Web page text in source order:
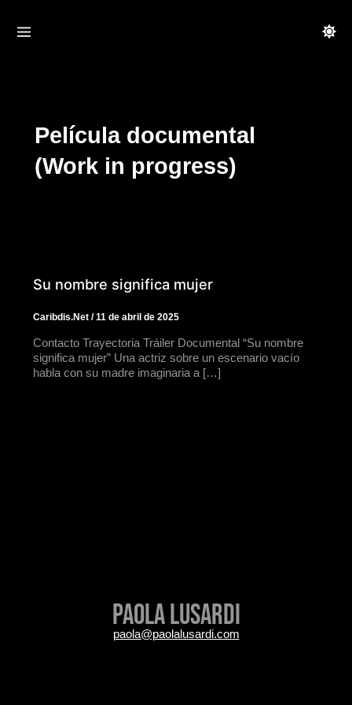
contenido
Película documental
(Work in progress)
Su nombre significa mujer
Caribdis.Net /11 de abril de 2025
Contacto Trayectoria Tráiler Documental “Su nombre
significa mujer” Una actriz sobre un escenario vacío
habla con su madre imaginaria a […]
Paola Lusardi
paola@paolalusardi.com